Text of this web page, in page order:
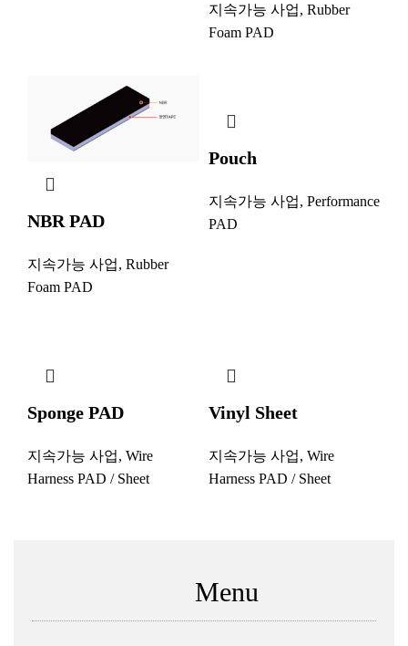
지속가능 사업, Rubber
Foam PAD
NBR PAD
지속가능 사업, Rubber
Foam PAD
Pouch
지속가능 사업, Performance
PAD
Sponge PAD
지속가능 사업, Wire
Harness PAD / Sheet
Vinyl Sheet
지속가능 사업, Wire
Harness PAD / Sheet
Menu